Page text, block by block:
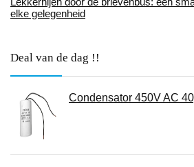
elke gelegenheid
Deal van de dag !!
Condensator 450V AC